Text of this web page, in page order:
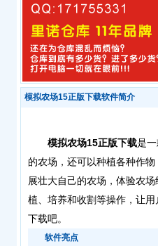
模拟农场15正版下载软件简介
模拟农场15正版下载是
的农场，还可以种植各种作
展壮大自己的农场，体验农
植、培养和收割等操作，让
下载吧。
软件亮点